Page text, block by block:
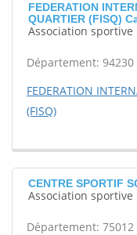
FEDERATION
QUARTIER (FISQ)
Association sportive
Département: 94230
FEDERATION
(FISQ)
CENTRE SPORTIF
Association sportive
Département: 75012